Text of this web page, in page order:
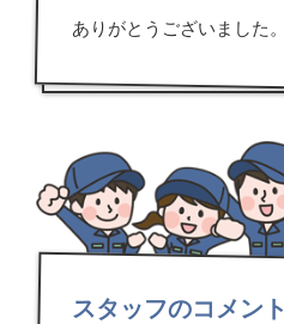
ありがとうございました。
スタッフのコメント